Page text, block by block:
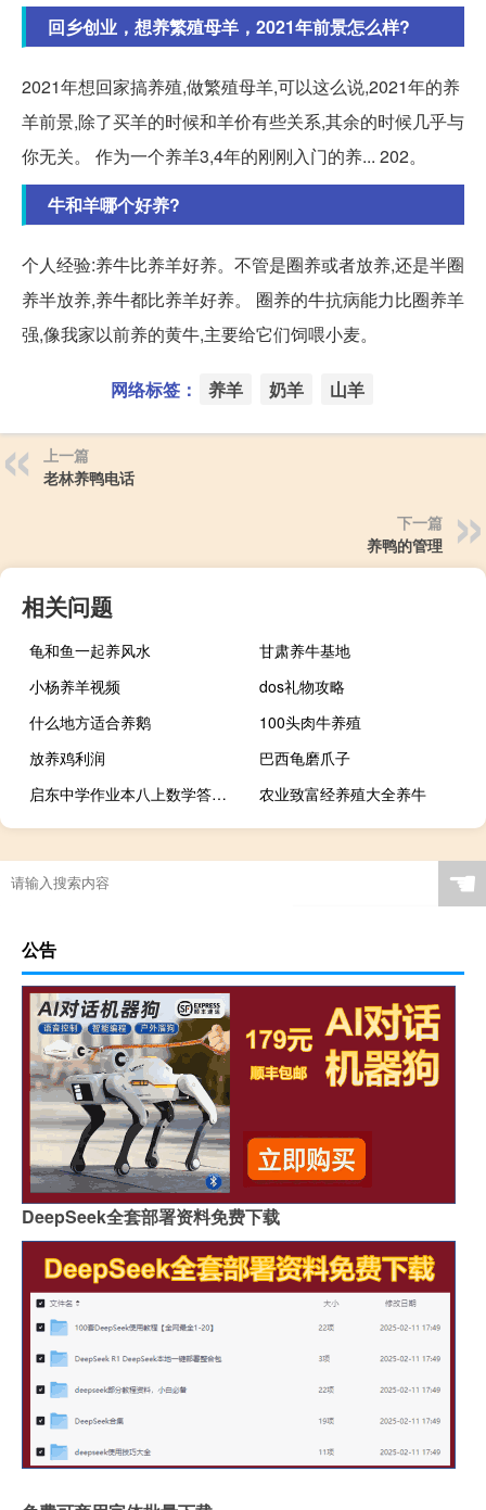
回乡创业，想养繁殖母羊，2021年前景怎么样?
2021年想回家搞养殖,做繁殖母羊,可以这么说,2021年的养
羊前景,除了买羊的时候和羊价有些关系,其余的时候几乎与
你无关。 作为一个养羊3,4年的刚刚入门的养... 202。
牛和羊哪个好养?
个人经验:养牛比养羊好养。不管是圈养或者放养,还是半圈
养半放养,养牛都比养羊好养。 圈养的牛抗病能力比圈养羊
强,像我家以前养的黄牛,主要给它们饲喂小麦。
网络标签： 养羊 奶羊 山羊
上一篇
老林养鸭电话
下一篇
养鸭的管理
相关问题
龟和鱼一起养风水
甘肃养牛基地
小杨养羊视频
dos礼物攻略
什么地方适合养鹅
100头肉牛养殖
放养鸡利润
巴西龟磨爪子
启东中学作业本八上数学答案2020
农业致富经养殖大全养牛
☚
公告
DeepSeek全套部署资料免费下载